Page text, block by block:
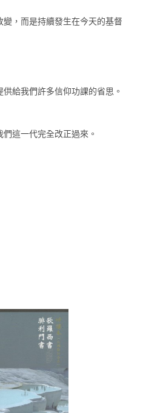
，而是持續發生在今天的基督
給我們許多信仰功課的省思。
這一代完全改正過來。